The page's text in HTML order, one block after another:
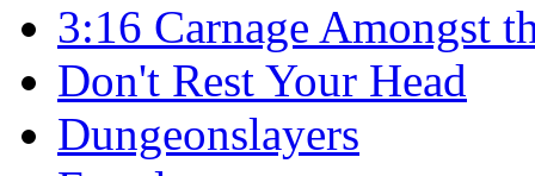
3:16 Carnage Amongst
Don't Rest Your Head
Dungeonslayers